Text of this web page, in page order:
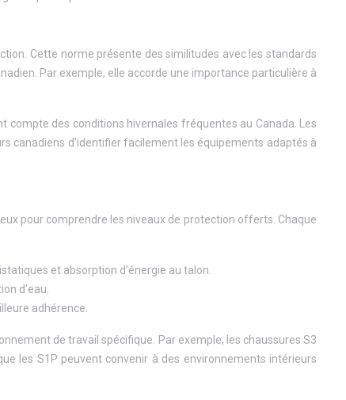
Cette norme présente des similitudes avec les standards
Par exemple, elle accorde une importance particulière à
compte des conditions hivernales fréquentes au Canada. Les
canadiens d’identifier facilement les équipements adaptés à
pour comprendre les niveaux de protection offerts. Chaque
et absorption d’énergie au talon.
d’eau.
adhérence.
de travail spécifique. Par exemple, les chaussures S3
les S1P peuvent convenir à des environnements intérieurs